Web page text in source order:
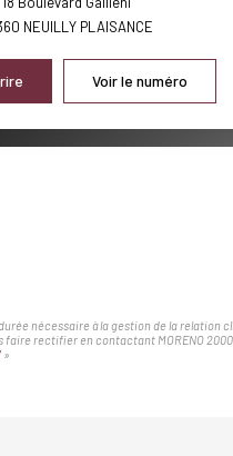
NEUILLY PLAISANCE
Voir le numéro
nécessaire à la gestion de la relation
rectifier en contactant MORENO
»